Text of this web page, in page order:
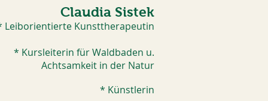
Claudia Sistek
Leiborientierte Kunsttherapeutin
* Kursleiterin für Waldbaden u.
Achtsamkeit in der Natur
* Künstlerin​